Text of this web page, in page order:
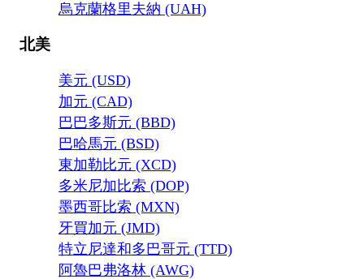
烏克蘭格里夫納 (UAH)
北美
美元 (USD)
加元 (CAD)
巴巴多斯元 (BBD)
巴哈馬元 (BSD)
東加勒比元 (XCD)
多米尼加比索 (DOP)
墨西哥比索 (MXN)
牙買加元 (JMD)
特立尼達和多巴哥元 (TTD)
阿魯巴弗洛林 (AWG)